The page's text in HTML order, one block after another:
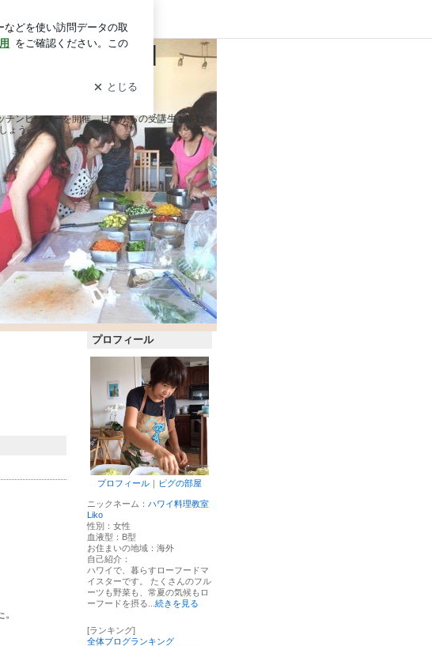
Raw Food
ンヒーラーを開催。日本からの受講生も多数
ょう。
プロフィール
プロフィール ｜ ピグの部屋
ニックネーム： ハワイ料理教室
Liko
性別： 女性
血液型： B型
お住まいの地域： 海外
自己紹介：
ハワイで、暮らすローフードマ
イスターです。 たくさんのフル
ーツも野菜も、常夏の気候もロ
ーフードを摂る... 続きを見る
[ランキング]
全体ブログランキング